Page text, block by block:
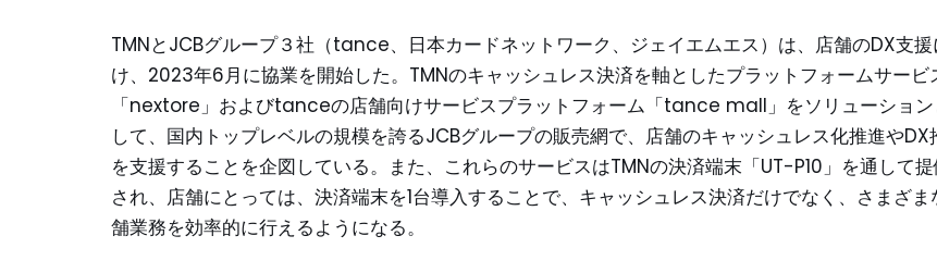
TMNとJCBグループ３社（tance、日本カードネットワーク、ジェイエムエス）は、店舗のDX支援
け、2023年6月に協業を開始した。TMNのキャッシュレス決済を軸としたプラットフォームサービ
「nextore」およびtanceの店舗向けサービスプラットフォーム「tance mall」をソリューション
して、国内トップレベルの規模を誇るJCBグループの販売網で、店舗のキャッシュレス化推進やDX
を支援することを企図している。また、これらのサービスはTMNの決済端末「UT-P10」を通して
され、店舗にとっては、決済端末を1台導入することで、キャッシュレス決済だけでなく、さまざま
舗業務を効率的に行えるようになる。